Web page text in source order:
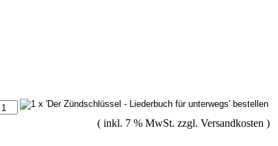
( inkl. 7 % MwSt. zzgl. Versandkosten )